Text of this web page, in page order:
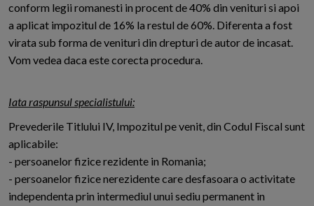
conform legii romanesti in procent de 40% din venituri si apoi
a aplicat impozitul de 16% la restul de 60%. Diferenta a fost
virata sub forma de venituri din drepturi de autor de incasat.
Vom vedea daca este corecta procedura.
Iata raspunsul specialistului:
Prevederile Titlului IV, Impozitul pe venit, din Codul Fiscal sunt
aplicabile:
- persoanelor fizice rezidente in Romania;
- persoanelor fizice nerezidente care desfasoara o activitate
independenta prin intermediul unui sediu permanent in